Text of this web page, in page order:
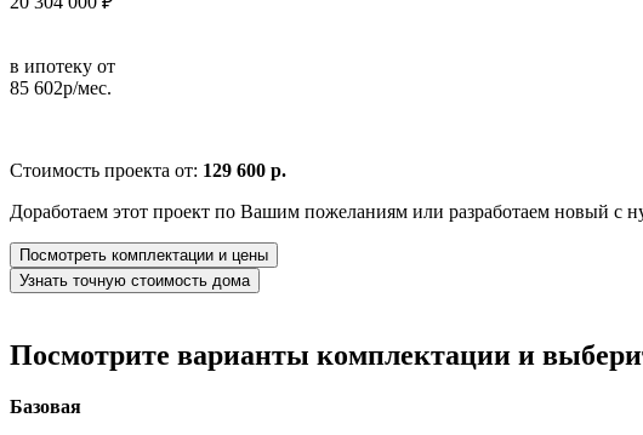
в ипотеку от
85 602р/мес.
Стоимость проекта от: 129 600 р.
Доработаем этот проект по Вашим пожеланиям или разработаем новый с
Посмотреть комплектации и цены
Узнать точную стоимость дома
Посмотрите варианты комплектации и
Базовая